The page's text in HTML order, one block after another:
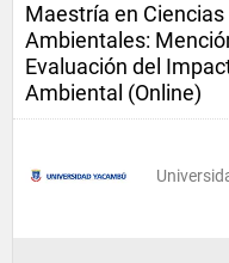
Maestría en Ciencias
Ambientales:
Evaluación del
Ambiental (Online)